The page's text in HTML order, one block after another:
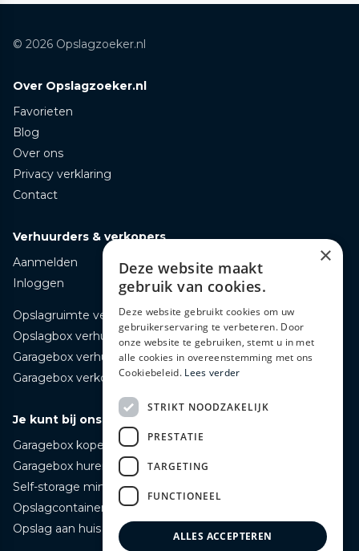
© 2026 Opslagzoeker.nl
Over Opslagzoeker.nl
Favorieten
Blog
Over ons
Privacy verklaring
Contact
Verhuurders & verkopers
Aanmelden
Inloggen
Opslagruimte verhuren
Opslagbox verhuren
Garagebox verhuren
Garagebox verkopen
Je kunt bij ons terecht voor
Garagebox kopen
Garagebox huren
Self-storage mini opslag huren
Opslagcontainer huren
Opslag aan huis bezorgd huren
×
Deze website maakt
gebruik van cookies.
Deze website gebruikt cookies om uw
gebruikerservaring te verbeteren. Door
onze website te gebruiken, stemt u in met
alle cookies in overeenstemming met ons
Cookiebeleid. Lees verder
STRIKT NOODZAKELIJK
PRESTATIE
TARGETING
FUNCTIONEEL
ALLES ACCEPTEREN